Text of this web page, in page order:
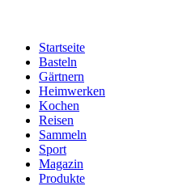
Startseite
Basteln
Gärtnern
Heimwerken
Kochen
Reisen
Sammeln
Sport
Magazin
Produkte